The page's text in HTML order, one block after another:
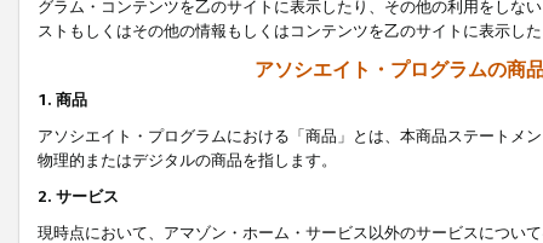
グラム・コンテンツを乙のサイトに表示したり、その他の利用をしな
ストもしくはその他の情報もしくはコンテンツを乙のサイトに表示し
アソシエイト・プログラムの商
1. 商品
アソシエイト・プログラムにおける「商品」とは、本商品ステートメ
物理的またはデジタルの商品を指します。
2. サービス
現時点において、アマゾン・ホーム・サービス以外のサービスについ